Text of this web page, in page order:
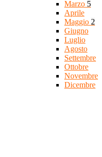
Marzo 5
Aprile
Maggio 2
Giugno
Luglio
Agosto
Settembre
Ottobre
Novembre
Dicembre